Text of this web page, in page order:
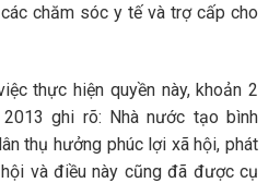
chăm sóc y tế và trợ cấp cho
thực hiện quyền này, khoản 2
ghi rõ: Nhà nước tạo bình
thụ hưởng phúc lợi xã hội, phát
và điều này cũng đã được cụ